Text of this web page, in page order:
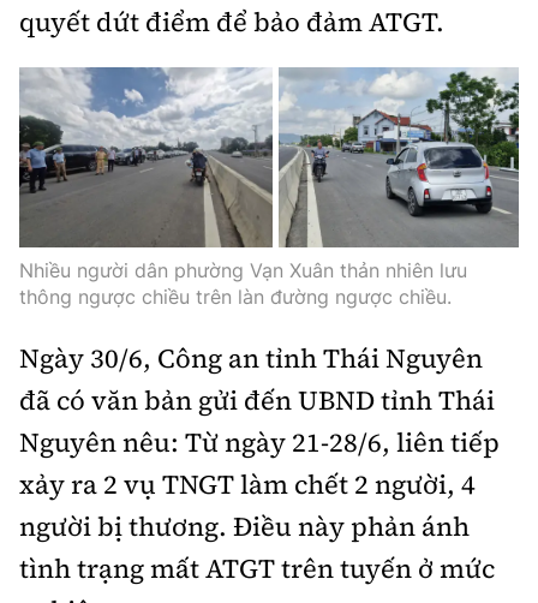
quyết dứt điểm để bảo đảm ATGT.
Nhiều người dân phường Vạn Xuân thản nhiên lưu
thông ngược chiều trên làn đường ngược chiều.
Ngày 30/6, Công an tỉnh Thái Nguyên
đã có văn bản gửi đến UBND tỉnh Thái
Nguyên nêu: Từ ngày 21-28/6, liên tiếp
xảy ra 2 vụ TNGT làm chết 2 người, 4
người bị thương. Điều này phản ánh
tình trạng mất ATGT trên tuyến ở mức